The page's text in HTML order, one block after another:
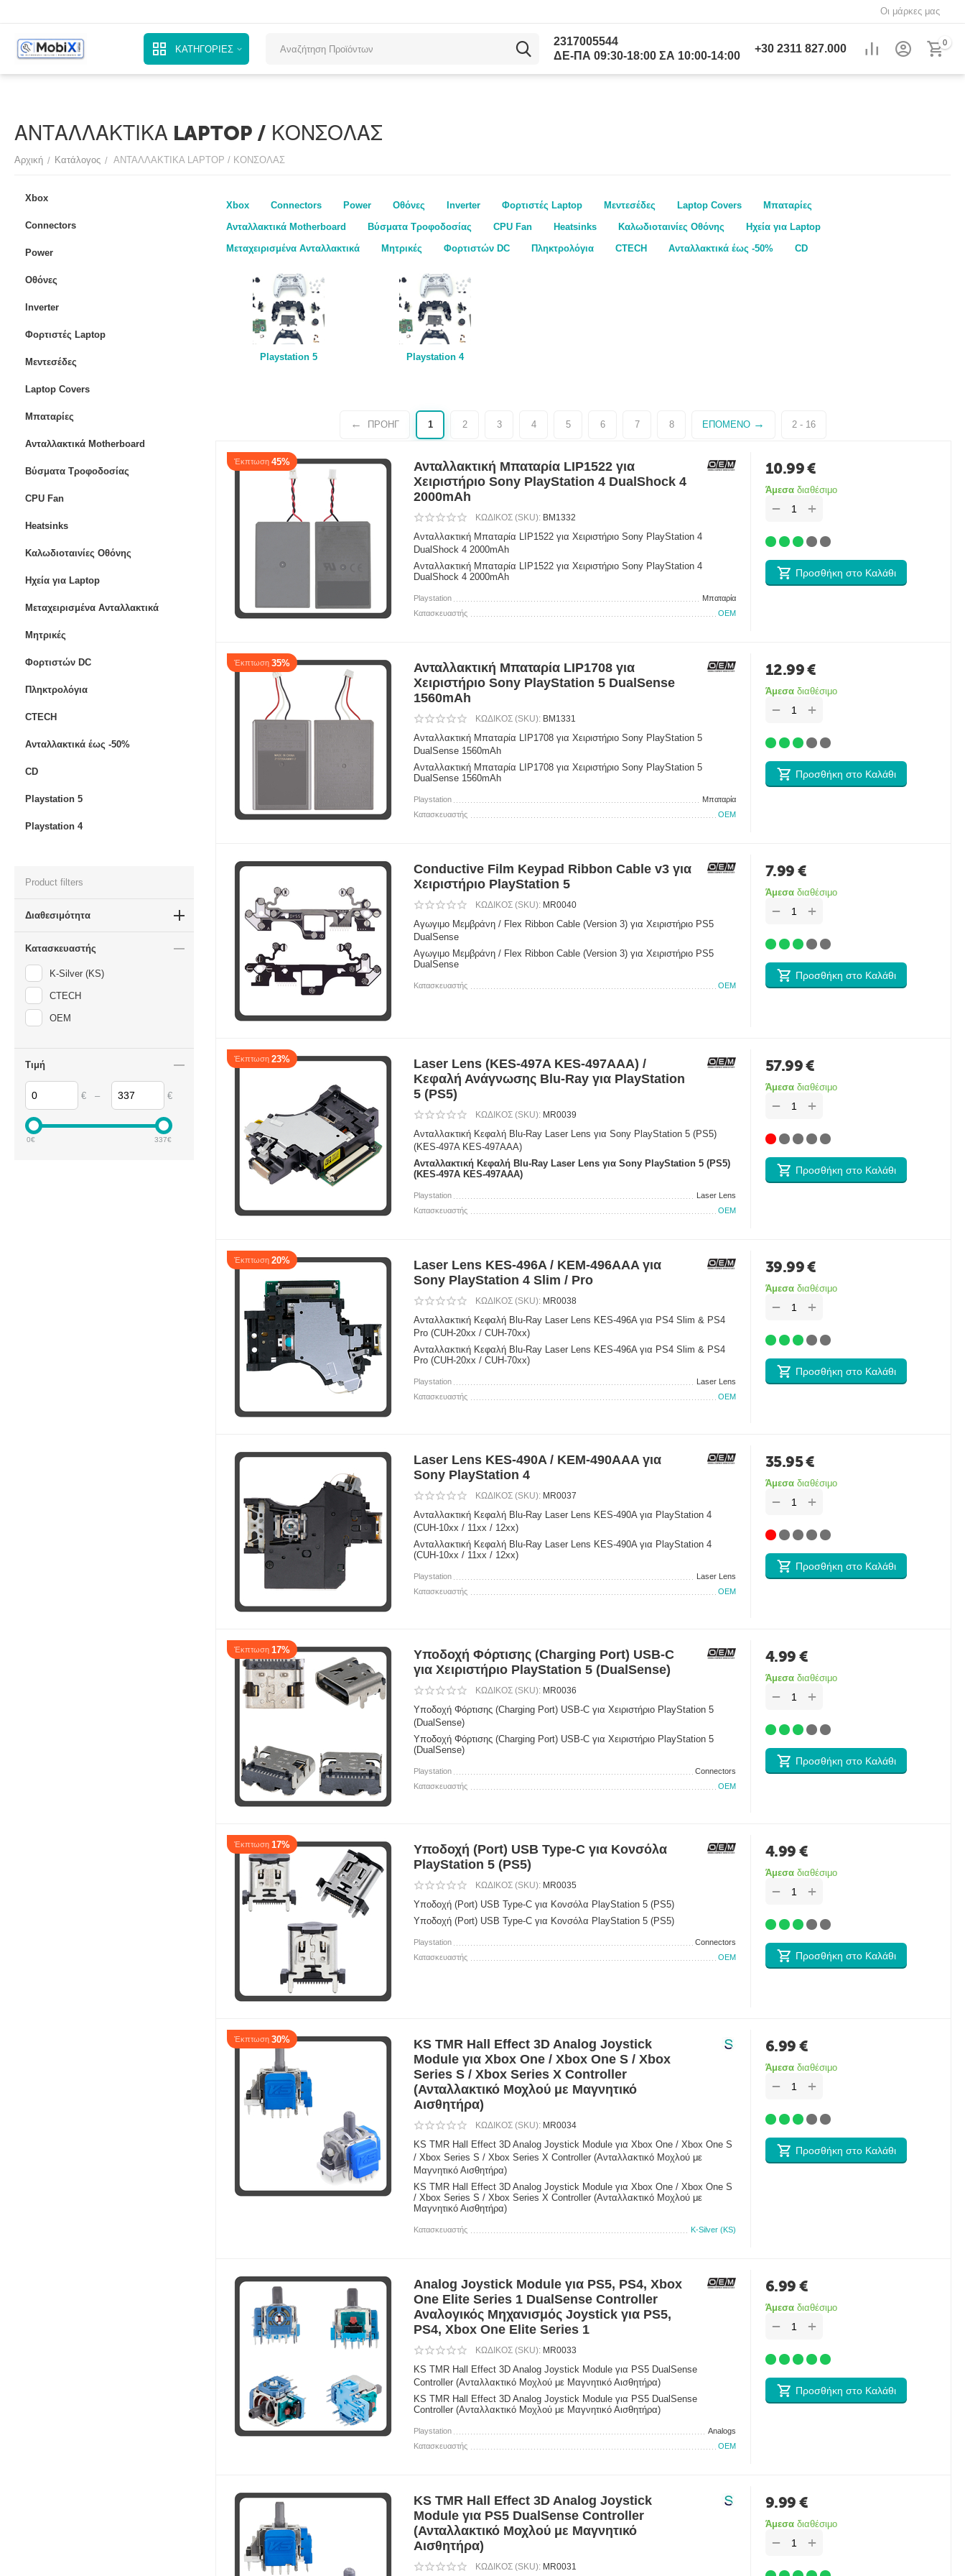
Οι μάρκες μας
ΚΑΤΗΓΟΡΙΕΣ
2317005544
ΔΕ-ΠΑ 09:30-18:00 ΣΑ 10:00-14:00
+302311 827.000 0
ΑΝΤΑΛΛΑΚΤΙΚΑ LAPTOP / ΚΟΝΣΟΛΑΣ
Αρχική / Κατάλογος / ΑΝΤΑΛΛΑΚΤΙΚΑ LAPTOP / ΚΟΝΣΟΛΑΣ
Xbox Connectors Power Οθόνες Inverter Φορτιστές Laptop Μεντεσέδες Laptop Covers
Μπαταρίες
Ανταλλακτικά Motherboard
Βύσματα Τροφοδοσίας CPU Fan Heatsinks Καλωδιοταινίες Οθόνης
Ηχεία για Laptop
Μεταχειρισμένα Ανταλλακτικά
Μητρικές Φορτιστών DC Πληκτρολόγια CTECH Ανταλλακτικά έως -50% CD
Playstation 5​ Playstation 4
ΠΡΟΗΓ 1 2 3 4 5 6 7 8 ΕΠΌΜΕΝΟ 2 - 16
Έκπτωση 45%
Ανταλλακτική Μπαταρία LIP1522 για
Χειριστήριο Sony PlayStation 4 DualShock 4
2000mAh
ΚΩΔΙΚΟΣ (SKU): BM1332
Ανταλλακτική Μπαταρία LIP1522 για Χειριστήριο Sony PlayStation 4
DualShock 4 2000mAh
Ανταλλακτική Μπαταρία LIP1522 για Χειριστήριο Sony PlayStation 4
DualShock 4 2000mAh
Playstation
Μπαταρία
Κατασκευαστής
OEM
10.99€
Άμεσαδιαθέσιμο
+
−
Προσθήκη στο Καλάθι
Έκπτωση 35%
Ανταλλακτική Μπαταρία LIP1708 για
Χειριστήριο Sony PlayStation 5 DualSense
1560mAh
ΚΩΔΙΚΟΣ (SKU): BM1331
Ανταλλακτική Μπαταρία LIP1708 για Χειριστήριο Sony PlayStation 5
DualSense 1560mAh
Ανταλλακτική Μπαταρία LIP1708 για Χειριστήριο Sony PlayStation 5
DualSense 1560mAh
Playstation
Μπαταρία
Κατασκευαστής
OEM
12.99€
Άμεσαδιαθέσιμο
+
−
Προσθήκη στο Καλάθι
Conductive Film Keypad Ribbon Cable v3 για
Χειριστήριο PlayStation 5
ΚΩΔΙΚΟΣ (SKU): MR0040
Αγωγιμο Μεμβράνη / Flex Ribbon Cable (Version 3) για Χειριστήριο PS5
DualSense
Αγωγιμο Μεμβράνη / Flex Ribbon Cable (Version 3) για Χειριστήριο PS5
DualSense
Κατασκευαστής OEM
7.99 €
Άμεσαδιαθέσιμο
+
−
Προσθήκη στο Καλάθι
Έκπτωση 23%
Laser Lens (KES-497A KES-497AAA) /
Κεφαλή Ανάγνωσης Blu-Ray για PlayStation
5 (PS5)
ΚΩΔΙΚΟΣ (SKU): MR0039
Ανταλλακτική Κεφαλή Blu-Ray Laser Lens για Sony PlayStation 5 (PS5)
(KES-497A KES-497AAA)
Ανταλλακτική Κεφαλή Blu-Ray Laser Lens για Sony PlayStation 5 (PS5)
(KES-497A KES-497AAA)
Playstation
Laser Lens
Κατασκευαστής
OEM
57.99€
Άμεσαδιαθέσιμο
+
−
Προσθήκη στο Καλάθι
Έκπτωση 20%
Laser Lens KES-496A / KEM-496AAA για
Sony PlayStation 4 Slim / Pro
ΚΩΔΙΚΟΣ (SKU): MR0038
Ανταλλακτική Κεφαλή Blu-Ray Laser Lens KES-496A για PS4 Slim & PS4
Pro (CUH-20xx / CUH-70xx)
Ανταλλακτική Κεφαλή Blu-Ray Laser Lens KES-496A για PS4 Slim & PS4
Pro (CUH-20xx / CUH-70xx)
Playstation
Laser Lens
Κατασκευαστής
OEM
39.99€
Άμεσαδιαθέσιμο
+
−
Προσθήκη στο Καλάθι
Laser Lens KES-490A / KEM-490AAA για
Sony PlayStation 4
ΚΩΔΙΚΟΣ (SKU): MR0037
Ανταλλακτική Κεφαλή Blu-Ray Laser Lens KES-490A για PlayStation 4
(CUH-10xx / 11xx / 12xx)
Ανταλλακτική Κεφαλή Blu-Ray Laser Lens KES-490A για PlayStation 4
(CUH-10xx / 11xx / 12xx)
Playstation
Laser Lens
Κατασκευαστής
OEM
35.95€
Άμεσαδιαθέσιμο
+
−
Προσθήκη στο Καλάθι
Έκπτωση 17%
Υποδοχή Φόρτισης (Charging Port) USB-C
για Χειριστήριο PlayStation 5 (DualSense)
ΚΩΔΙΚΟΣ (SKU): MR0036
Υποδοχή Φόρτισης (Charging Port) USB-C για Χειριστήριο PlayStation 5
(DualSense)
Υποδοχή Φόρτισης (Charging Port) USB-C για Χειριστήριο PlayStation 5
(DualSense)
Playstation
Connectors
Κατασκευαστής
OEM
4.99 €
Άμεσαδιαθέσιμο
+
−
Προσθήκη στο Καλάθι
Έκπτωση 17%
Υποδοχή (Port) USB Type-C για Κονσόλα
PlayStation 5 (PS5)
ΚΩΔΙΚΟΣ (SKU): MR0035
Υποδοχή (Port) USB Type-C για Κονσόλα PlayStation 5 (PS5)
Υποδοχή (Port) USB Type-C για Κονσόλα PlayStation 5 (PS5)
Playstation
Connectors
Κατασκευαστής
OEM
4.99 €
Άμεσαδιαθέσιμο
+
−
Προσθήκη στο Καλάθι
Έκπτωση 30%
KS TMR Hall Effect 3D Analog Joystick
Module για Xbox One / Xbox One S / Xbox
Series S / Xbox Series X Controller
(Ανταλλακτικό Μοχλού με Μαγνητικό
Αισθητήρα)
ΚΩΔΙΚΟΣ (SKU): MR0034
KS TMR Hall Effect 3D Analog Joystick Module για Xbox One / Xbox One S
/ Xbox Series S / Xbox Series X Controller (Ανταλλακτικό Μοχλού με
Μαγνητικό Αισθητήρα)
KS TMR Hall Effect 3D Analog Joystick Module για Xbox One / Xbox One S
/ Xbox Series S / Xbox Series X Controller (Ανταλλακτικό Μοχλού με
Μαγνητικό Αισθητήρα)
Κατασκευαστής K-Silver (KS)
6.99 €
Άμεσαδιαθέσιμο
+
−
Προσθήκη στο Καλάθι
Analog Joystick Module για PS5, PS4, Xbox
One Elite Series 1 DualSense Controller
Αναλογικός Μηχανισμός Joystick για PS5,
PS4, Xbox One Elite Series 1
ΚΩΔΙΚΟΣ (SKU): MR0033
KS TMR Hall Effect 3D Analog Joystick Module για PS5 DualSense
Controller (Ανταλλακτικό Μοχλού με Μαγνητικό Αισθητήρα)
KS TMR Hall Effect 3D Analog Joystick Module για PS5 DualSense
Controller (Ανταλλακτικό Μοχλού με Μαγνητικό Αισθητήρα)
Playstation
Analogs
Κατασκευαστής
OEM
6.99 €
Άμεσαδιαθέσιμο
+
−
Προσθήκη στο Καλάθι
KS TMR Hall Effect 3D Analog Joystick
Module για PS5 DualSense Controller
(Ανταλλακτικό Μοχλού με Μαγνητικό
Αισθητήρα)
ΚΩΔΙΚΟΣ (SKU): MR0031
9.99 €
Άμεσαδιαθέσιμο
+
−
Xbox
Connectors
Power
Οθόνες
Inverter
Φορτιστές Laptop
Μεντεσέδες
Laptop Covers
Μπαταρίες
Ανταλλακτικά Motherboard
Βύσματα Τροφοδοσίας
CPU Fan
Heatsinks
Καλωδιοταινίες Οθόνης
Ηχεία για Laptop
Μεταχειρισμένα Ανταλλακτικά
Μητρικές
Φορτιστών DC
Πληκτρολόγια
CTECH
Ανταλλακτικά έως -50%
CD
Playstation 5​
Playstation 4
Product filters
Διαθεσιμότητα
Κατασκευαστής
K-Silver (KS)
CTECH
OEM
Τιμή
€ – €
0€ 337€